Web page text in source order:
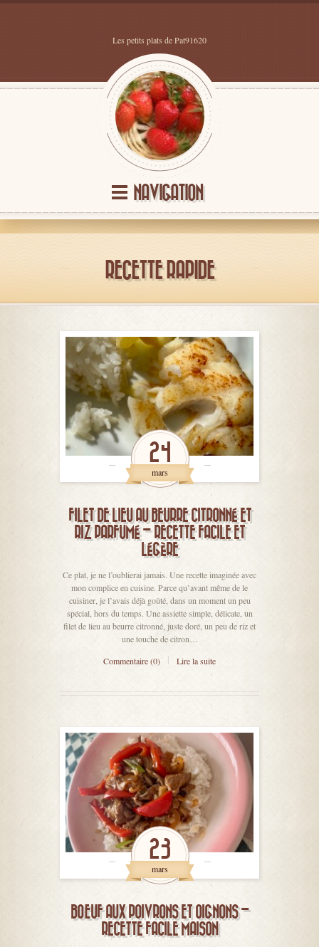
Les petits plats de Pat91620
NAVIGATION
RECETTE RAPIDE
24
mars
FILET DE LIEU AU BEURRE CITRONNÉ ET
RIZ PARFUMÉ – RECETTE FACILE ET
LÉGÈRE
Ce plat, je ne l’oublierai jamais. Une recette imaginée avec
mon complice en cuisine. Parce qu’avant même de le
cuisiner, je l’avais déjà goûté, dans un moment un peu
spécial, hors du temps. Une assiette simple, délicate, un
filet de lieu au beurre citronné, juste doré, un peu de riz et
une touche de citron…
Commentaire (0)
Lire la suite
23
mars
BŒUF AUX POIVRONS ET OIGNONS –
RECETTE FACILE MAISON